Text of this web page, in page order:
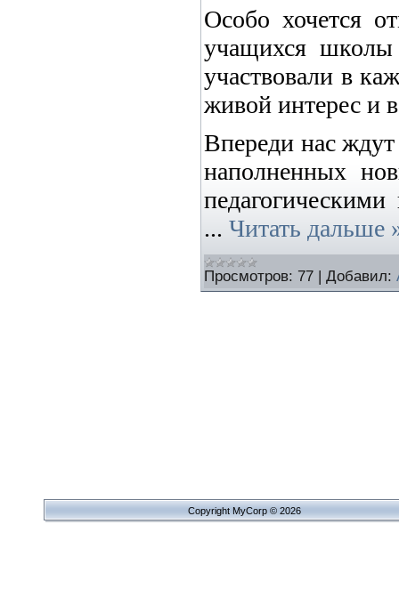
Особо хочется
учащихся
участвовали в
живой интерес и
Впереди нас
наполненных
... Читать дальше
Просмотров: 77 | Добавил:
Copyright MyCorp © 2026